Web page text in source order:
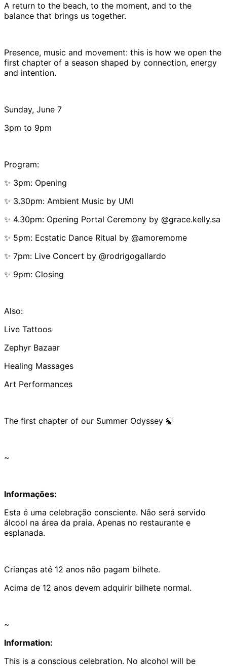
A return to the beach, to the moment, and to the
balance that brings us together.
Presence, music and movement: this is how we open the
first chapter of a season shaped by connection, energy
and intention.
Sunday, June 7
3pm to 9pm
Program:
✨ 3pm: Opening
✨ 3.30pm: Ambient Music by UMI
✨ 4.30pm: Opening Portal Ceremony by @grace.kelly.sa
✨ 5pm: Ecstatic Dance Ritual by @amoremome
✨ 7pm: Live Concert by @rodrigogallardo
✨ 9pm: Closing
Also:
Live Tattoos
Zephyr Bazaar
Healing Massages
Art Performances
The first chapter of our Summer Odyssey 🍃
~
Informações:
Esta é uma celebração consciente. Não será servido
álcool na área da praia. Apenas no restaurante e
esplanada.
Crianças até 12 anos não pagam bilhete.
Acima de 12 anos devem adquirir bilhete normal.
~
Information:
This is a conscious celebration. No alcohol will be